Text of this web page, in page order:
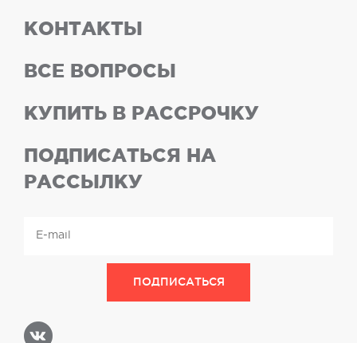
КОНТАКТЫ
ВСЕ ВОПРОСЫ
КУПИТЬ В РАССРОЧКУ
ПОДПИСАТЬСЯ НА
РАССЫЛКУ